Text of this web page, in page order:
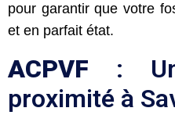
pour garantir que votre
et en parfait état.
ACPVF :
proximité à